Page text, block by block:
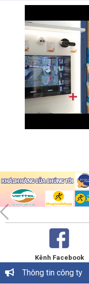
Kênh Facebook
Thông tin công ty